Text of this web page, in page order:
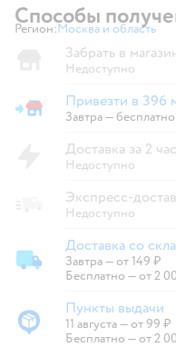
Способы
Регион: Выбор адреса
Москва и область
Забрать в
Недоступно
Привезти в магазин
Привезти в 396
Завтра—бесплатно
Доставка за 2
Недоступно
Экспресс-
Недоступно
Доставка со склада
Доставка со
Завтра—от 149 ₽
Бесплатно — от 2
Пункты выдачи
Пункты выдачи
11 августа—от 99 ₽
Бесплатно — от 2